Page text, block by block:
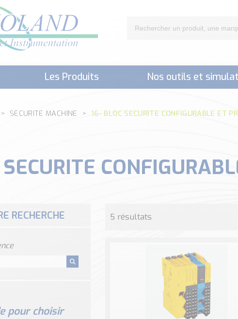
Les Produits Nos outils et
SECURITE MACHINE 16- BLOC SECURITE CONFIGURABLE ET
RECHERCHE
pour choisir
5 résultats